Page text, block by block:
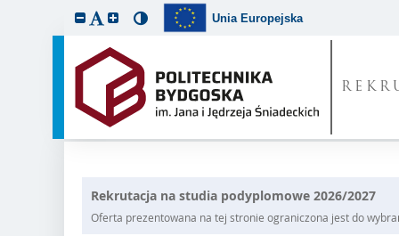
Unia Europejska
Rekrutacja na studia podyplomowe 2026/2027
Oferta prezentowana na tej stronie ograniczona jest do